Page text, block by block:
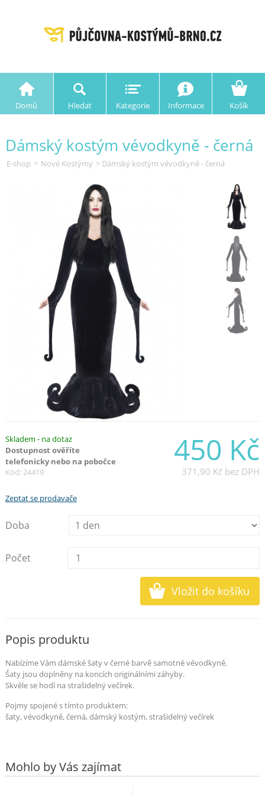
Domů Hledat Kategorie Informace Košík
Dámský kostým vévodkyně - černá
E-shop > Nové Kostýmy > Dámský kostým vévodkyně - černá
450 Kč
371,90 Kč bez DPH
Skladem - na dotaz
Dostupnost ověříte
telefonicky nebo na pobočce
Kód: 24419
Zeptat se prodavače
Doba
Počet
Popis produktu
Nabízíme Vám dámské šaty v černé barvě samotné vévodkyně.
Šaty jsou doplněny na koncích originálními záhyby.
Skvěle se hodí na strašidelný večírek.
Pojmy spojené s tímto produktem:
šaty, vévodkyně, černá, dámský kostým, strašidelný večírek
Mohlo by Vás zajímat